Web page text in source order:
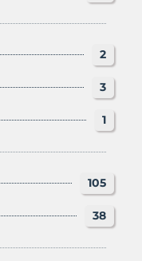
2
3
1
105
38